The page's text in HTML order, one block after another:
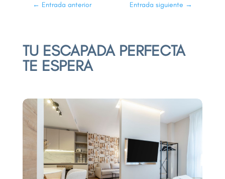
← Entrada anterior Entrada siguiente →
TU ESCAPADA PERFECTA
TE ESPERA